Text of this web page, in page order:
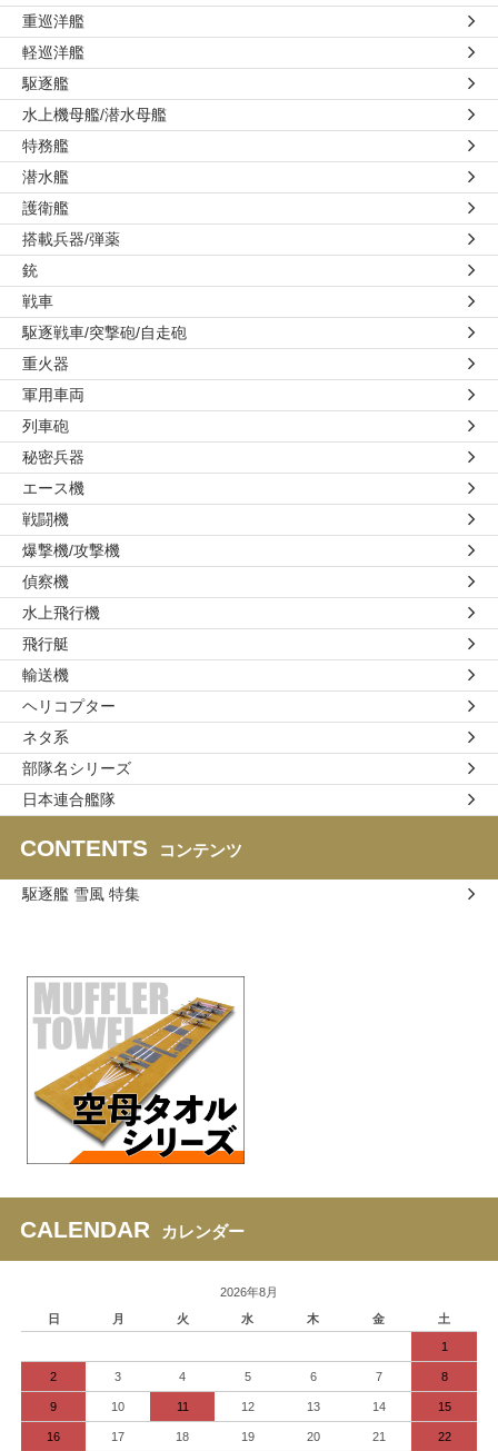
重巡洋艦
軽巡洋艦
駆逐艦
水上機母艦/潜水母艦
特務艦
潜水艦
護衛艦
搭載兵器/弾薬
銃
戦車
駆逐戦車/突撃砲/自走砲
重火器
軍用車両
列車砲
秘密兵器
エース機
戦闘機
爆撃機/攻撃機
偵察機
水上飛行機
飛行艇
輸送機
ヘリコプター
ネタ系
部隊名シリーズ
日本連合艦隊
CONTENTS コンテンツ
駆逐艦 雪風 特集
CALENDAR カレンダー
2026年8月
日
月 火 水 木 金 土
1
2 3 4 5 6 7 8
9 10 11 12 13 14 15
16 17 18 19 20 21 22